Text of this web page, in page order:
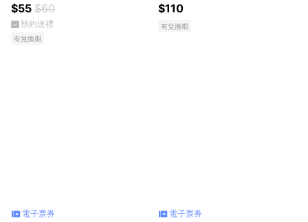
$55 $60
預約送禮
有兌換期
$110
有兌換期
電子票券 電子票券